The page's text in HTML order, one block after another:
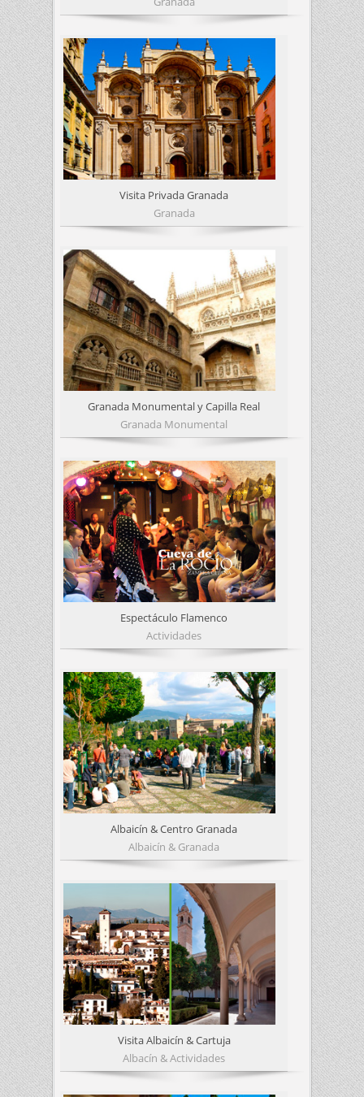
Visita Privada Granada
Granada
Granada Monumental y Capilla Real
Granada Monumental
Espectáculo Flamenco
Actividades
Albaicín & Centro Granada
Albaicín & Granada
Visita Albaicín & Cartuja
Albacín & Actividades